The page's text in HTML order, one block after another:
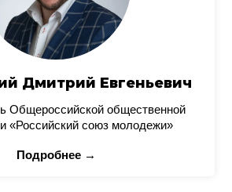
Дмитрий Евгеньевич
Общероссийской общественной
«Российский союз молодежи»
Подробнее →